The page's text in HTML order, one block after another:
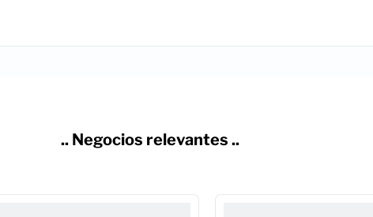
.. Negocios relevantes ..